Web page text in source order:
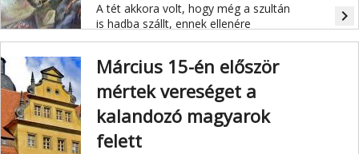
A tét akkora volt, hogy még a szultán
is hadba szállt, ennek ellenére
a pánikba esett törökök hatalmas
navigate_next
Március 15-én először
mértek vereséget a
kalandozó magyarok
felett